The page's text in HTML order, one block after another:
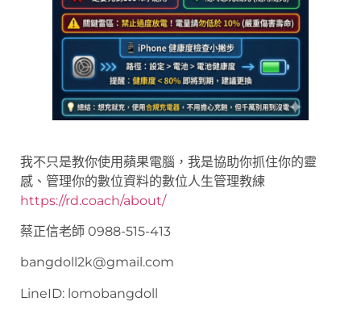
我不只是教你使用蘋果電腦，我是協助你抓住你的靈
感、管理你的數位資料的數位人生管理教練
https://rd.coach/about/
蔡正信老師 0988-515-413
bangdoll2k@gmail.com
LineID: lomobangdoll